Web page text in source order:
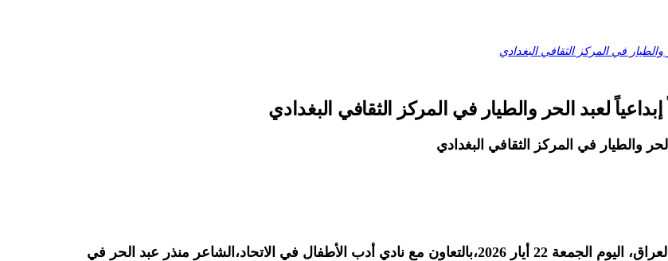
والطيار في المركز الثقافي البغدادي
لعبد الحر والطيار في المركز الثقافي البغدادي
والطيار في المركز الثقافي البغدادي
ضيف نادي القراءة في الاتحاد العام للأدباء والكتّاب في العراق، اليوم الجمعة 22 أيار 2026،بالتعاون مع نادي أدب الأطفال في الاتحاد،الشاعر منذر عبد الحر في